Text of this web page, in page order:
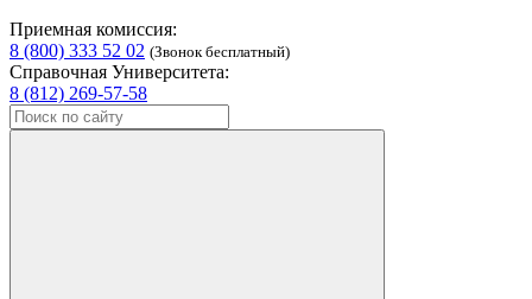
Приемная комиссия:
8 (800) 333 52 02 (Звонок бесплатный)
Справочная Университета:
8 (812) 269-57-58